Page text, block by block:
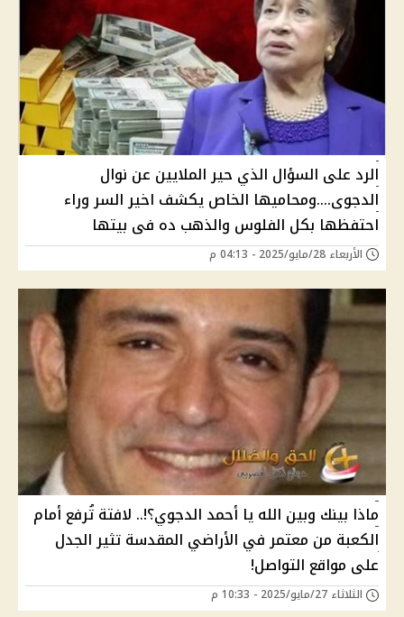
الرد على السؤال الذي حير الملايين عن نوال
الدجوى....ومحاميها الخاص يكشف اخير السر وراء
احتفظها بكل الفلوس والذهب ده فى بيتها
الأربعاء 28/مايو/2025 - 04:13 م
ماذا بينك وبين الله يا أحمد الدجوي؟!.. لافتة تُرفع أمام
الكعبة من معتمر في الأراضي المقدسة تثير الجدل
على مواقع التواصل!
الثلاثاء 27/مايو/2025 - 10:33 م